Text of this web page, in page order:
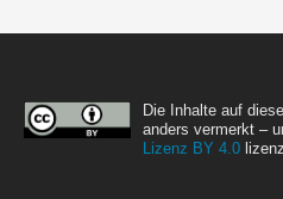
Die Inhalte auf
anders vermerkt –
Lizenz BY 4.0